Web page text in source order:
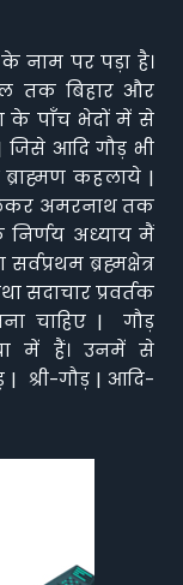
के नाम पर पड़ा है।
तक बिहार और
के पाँच भेदों में से
आदि गौड़ भी
कहलाये |
अमरनाथ तक
निर्णय अध्याय मैं
ब्रह्मक्षेत्र
सदाचार प्रवर्तक
चाहिए | गौड़
में हैं। उनमें से
| श्री-गौड़ | आदि-